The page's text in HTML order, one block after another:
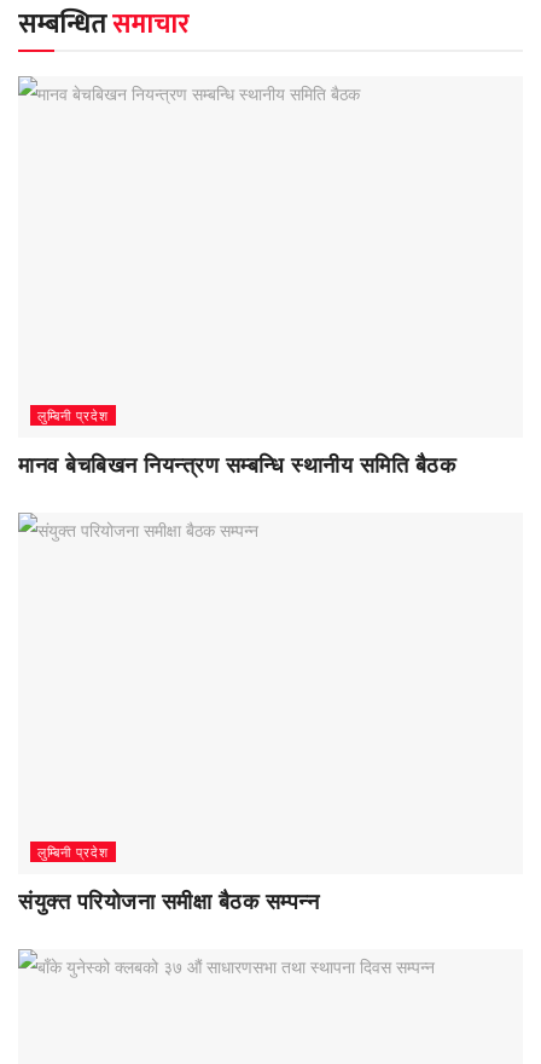
सम्बन्धितसमाचार
लुम्बिनी प्रदेश
मानव बेचबिखन नियन्त्रण सम्बन्धि स्थानीय समिति बैठक
लुम्बिनी प्रदेश
संयुक्त परियोजना समीक्षा बैठक सम्पन्न